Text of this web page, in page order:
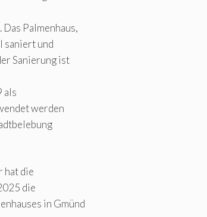
Palmenhaus,
saniert und
Sanierung ist
als
werden
hat die
die
in Gmünd